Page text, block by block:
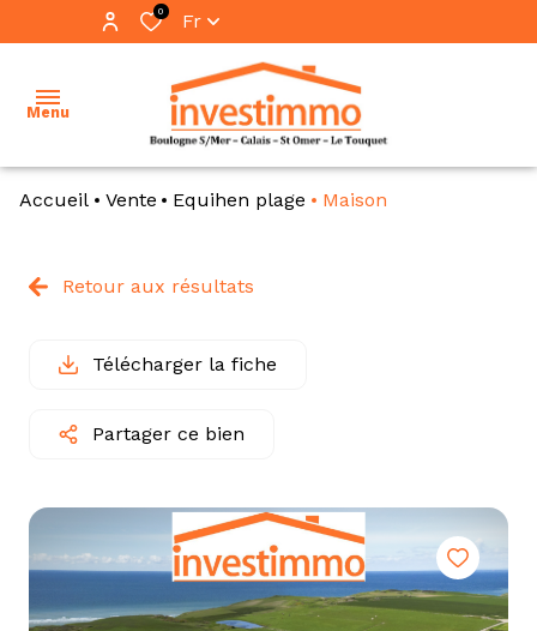
0 Fr
Menu
ventes
vente
pro
immo
tarif
estimation
Accueil Vente Equihen plage Maison
Retour aux résultats
Télécharger la fiche
Partager ce bien